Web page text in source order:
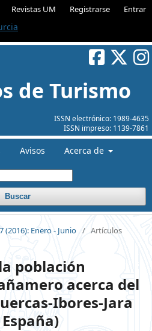
Revistas UM Registrarse Entrar
ISSN electrónico: 1989-4635
ISSN impreso: 1139-7861
de Turismo
Avisos Acerca de
Buscar
(2016): Enero - Junio / Artículos
población
acerca del
Ibores-Jara